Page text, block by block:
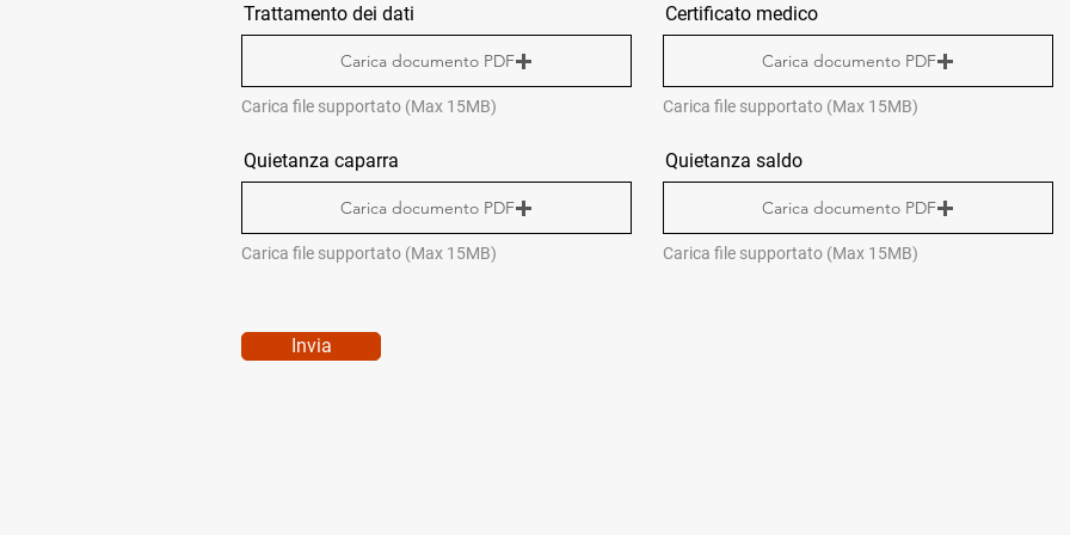
Trattamento dei dati
Carica documento PDF
Carica file supportato (Max 15MB)
Certificato medico
Carica documento PDF
Carica file supportato (Max 15MB)
Quietanza caparra
Carica documento PDF
Carica file supportato (Max 15MB)
Quietanza saldo
Carica documento PDF
Carica file supportato (Max 15MB)
Invia